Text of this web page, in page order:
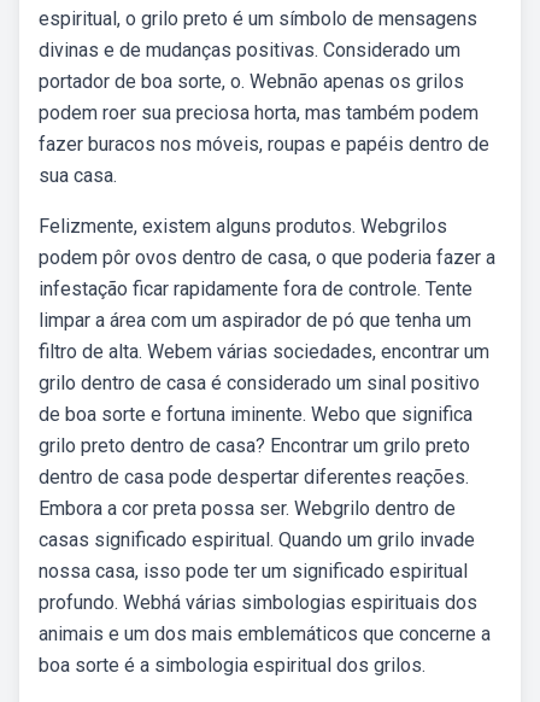
espiritual, o grilo preto é um símbolo de mensagens
divinas e de mudanças positivas. Considerado um
portador de boa sorte, o. Webnão apenas os grilos
podem roer sua preciosa horta, mas também podem
fazer buracos nos móveis, roupas e papéis dentro de
sua casa.
Felizmente, existem alguns produtos. Webgrilos
podem pôr ovos dentro de casa, o que poderia fazer a
infestação ficar rapidamente fora de controle. Tente
limpar a área com um aspirador de pó que tenha um
filtro de alta. Webem várias sociedades, encontrar um
grilo dentro de casa é considerado um sinal positivo
de boa sorte e fortuna iminente. Webo que significa
grilo preto dentro de casa? Encontrar um grilo preto
dentro de casa pode despertar diferentes reações.
Embora a cor preta possa ser. Webgrilo dentro de
casas significado espiritual. Quando um grilo invade
nossa casa, isso pode ter um significado espiritual
profundo. Webhá várias simbologias espirituais dos
animais e um dos mais emblemáticos que concerne a
boa sorte é a simbologia espiritual dos grilos.